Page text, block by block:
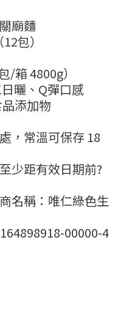
廟麵
包）
/箱 4800g）
曬、Q彈口感
添加物
，常溫可保存 18
少距有效日期前?
名稱：唯仁綠色生
00000-4